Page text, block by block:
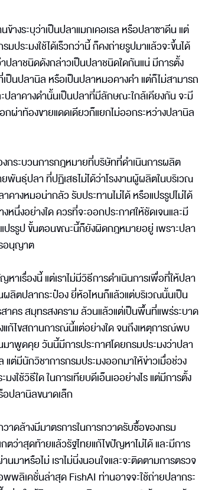
างระบุว่าเป็นปลาแมกเคอเรล หรือปลาซาดีน แต่
ประมงใช้ได้เร็วกว่านี้ ก็คงถ่ายรูปมาแล้วจะขึ้นได้
ปลาชนิดดังกล่าวเป็นปลาชนิดใดกันแน่ มีการตั้ง
ป็นปลานิล หรือเป็นปลาหมอคางคำ แต่ก็ไม่สามารถ
ปลาคางดำนั้นเป็นปลาที่มีลักษณะใกล้เคียงกัน จะมี
ผ่าท้องขายแดดเดียวก็แยกไม่ออกระหว่างปลานิล
งกระบวนการกฎหมายที่บริษัทที่ดำเนินการผลิต
นธุ์ปลา ที่ปฏิเสธไม่ได้ว่าโรงงานผู้ผลิตในบริเวณ
างหมอน่ากลัว รับประทานไม่ได้ หรือแปรรูปไม่ได้
นึ่งอย่างใด ควรที่จะออกประกาศให้ชัดเจนและมี
แปรรูป ขั้นตอนขณะนี้ก็ยังผิดกฎหมายอยู่ เพราะปลา
อนุญาต
าเรื่องนี้ แต่เราไม่มีวิธีการดำเนินการเพื่อที่ให้ปลา
ผลิตปลากระป๋อง ยี่ห้อไหนก็แล้วแต่บริเวณนั้นเป็น
คร สมุทรสงคราม ล้วนแล้วแต่เป็นพื้นที่แพร่ระบาด
ก้ไขสถานการณ์นี้แต่อย่างใด จนถึงเหตุการณ์พบ
าพูดคุย วันนี้มีการประกาศโดยกรมประมงว่าปลา
ต่มีนักวิชาการกรมประมงออกมาให้ข่าวเมื่อช่วง
ช้วิธีใด ในการเทียบดีเอ็นเออย่างไร แต่มีการตั้ง
อปลานิลขนาดเล็ก
าดล้างมีมาตรการในการกวาดรับซื้อของกรม
ว่าสุดท้ายแล้วรัฐไทยแก้ไขปัญหาไม่ได้ และมีการ
มาหรือไม่ เราไม่นิ่งนอนใจและจะติดตามการตรวจ
พพลิเคชั่นล่าสุด FishAI ท่านอาจจะใช้ถ่ายปลากระ